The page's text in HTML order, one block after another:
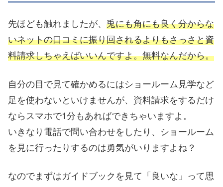
先ほども触れましたが、 兎にも角にも良く分からな
いネットの口コミに振り回されるよりもさっさと資
料請求しちゃえばいいんですよ。無料なんだから。
自分の目で見て確かめるにはショールーム見学など
足を使わないといけませんが、資料請求をするだけ
ならスマホで1分もあればできちゃいますよ。
いきなり電話で問い合わせをしたり、ショールーム
を見に行ったりするのは勇気がいりますよね？
なのでまずはガイドブックを見て「良いな」って思